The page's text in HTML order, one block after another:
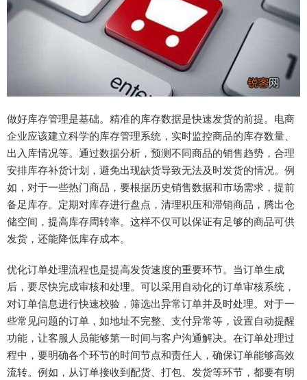
做好库存管理是基础。精准的库存数据是快速发货的前提。电商
企业应该建立科学的库存管理系统，实时监控商品的库存数量、
出入库情况等。通过数据分析，预测不同商品的销售趋势，合理
安排库存补货计划，避免出现缺货导致无法及时发货的情况。例
如，对于一些热门商品，要根据历史销售数据和市场需求，提前
备足库存。定期对库存进行盘点，清理积压和滞销商品，腾出仓
储空间，提高库存周转率。这样不仅可以保证有足够的商品可供
发货，还能降低库存成本。
优化订单处理流程也是提高发货速度的重要环节。当订单生成
后，要尽快完成审核和处理。可以采用自动化的订单审核系统，
对订单信息进行快速校验，筛选出异常订单并及时处理。对于一
些常见问题的订单，如地址不完整、支付异常等，设置自动提醒
功能，让客服人员能够第一时间与客户沟通解决。在订单处理过
程中，要明确各个环节的时间节点和责任人，确保订单能够高效
流转。例如，从订单接收到配货、打包、发货等环节，都要有明